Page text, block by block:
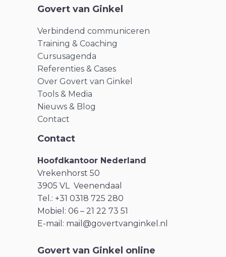
Govert van Ginkel
Verbindend communiceren
Training & Coaching
Cursusagenda
Referenties & Cases
Over Govert van Ginkel
Tools & Media
Nieuws & Blog
Contact
Contact
Hoofdkantoor Nederland
Vrekenhorst 50
3905 VL Veenendaal
Tel.: +31 0318 725 280
Mobiel: 06 – 21 22 73 51
E-mail: mail@govertvanginkel.nl
Govert van Ginkel online